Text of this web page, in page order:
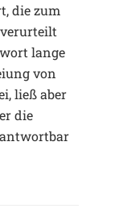
die zum
lange
von
ließ aber
die